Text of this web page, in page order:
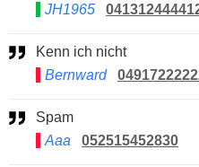
JH1965
Kenn ich nicht
Bernward
Spam
Aaa
052515452830